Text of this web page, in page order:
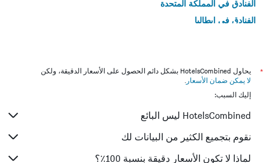
الفنادق في المملكة المتحدة
الفنادق في إيطاليا
*
يحاول HotelsCombined بشكل دائم الحصول على الأسعار الدقيقة، ولكن
لا يمكن ضمان الأسعار .
إليك السبب:
HotelsCombined ليس البائع
نقوم بتجميع الكثير من البيانات لك
لماذا لا تكون الأسعار دقيقة بنسبة 100٪؟